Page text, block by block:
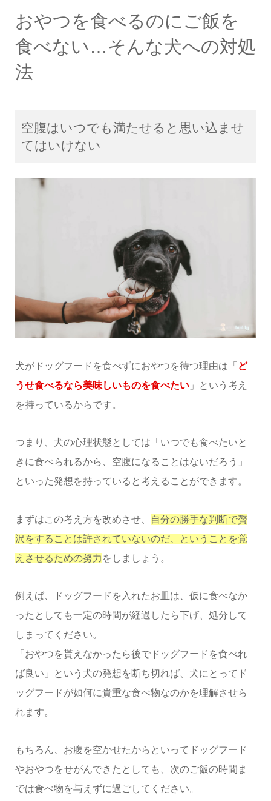
おやつを食べるのにご飯を
食べない…そんな犬への対処
法
空腹はいつでも満たせると思い込ませ
てはいけない
犬がドッグフードを食べずにおやつを待つ理由は「 ど
うせ食べるなら美味しいものを食べたい」という考え
を持っているからです。
つまり、犬の心理状態としては「いつでも食べたいと
きに食べられるから、空腹になることはないだろう」
といった発想を持っていると考えることができます。
まずはこの考え方を改めさせ、
自分の勝手な判断で贅
沢をすることは許されていないのだ、ということを覚
えさせるための努力 をしましょう。
例えば、ドッグフードを入れたお皿は、仮に食べなか
ったとしても一定の時間が経過したら下げ、処分して
しまってください。
「おやつを貰えなかったら後でドッグフードを食べれ
ば良い」という犬の発想を断ち切れば、犬にとってド
ッグフードが如何に貴重な食べ物なのかを理解させら
れます。
もちろん、お腹を空かせたからといってドッグフード
やおやつをせがんできたとしても、次のご飯の時間ま
では食べ物を与えずに過ごしてください。